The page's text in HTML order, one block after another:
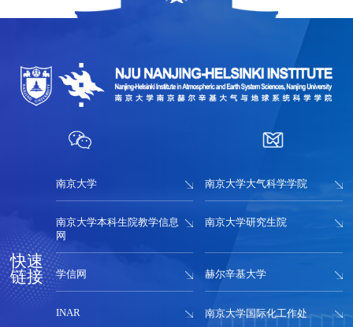
快速
链接
南京大学 南京大学大气科学学院
南京大学本科生院教学信息
网
南京大学研究生院
学信网 赫尔辛基大学
INAR 南京大学国际化工作处